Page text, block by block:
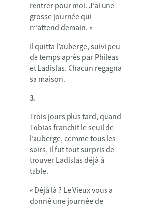
rentrer pour moi. J’ai une
grosse journée qui
m’attend demain. »
Il quitta l’auberge, suivi peu
de temps après par Phileas
et Ladislas. Chacun regagna
sa maison.
3.
Trois jours plus tard, quand
Tobias franchit le seuil de
l’auberge, comme tous les
soirs, il fut tout surpris de
trouver Ladislas déjà à
table.
« Déjà là ? Le Vieux vous a
donné une journée de